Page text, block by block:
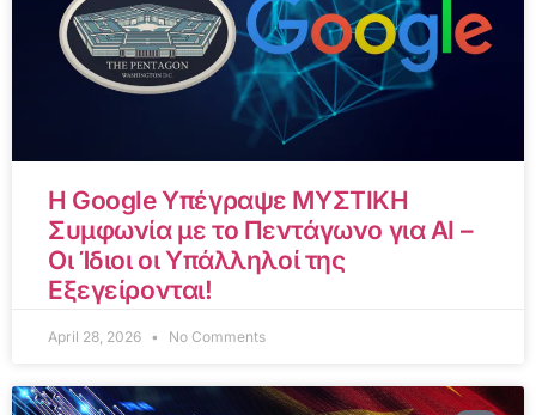
Η Google Υπέγραψε ΜΥΣΤΙΚΗ
Συμφωνία με το Πεντάγωνο για AI –
Οι Ίδιοι οι Υπάλληλοί της
Εξεγείρονται!
April 28, 2026 No Comments